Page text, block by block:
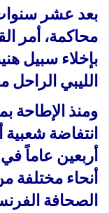
بعد عشر
محاكمة، أمر
بإخلاء سبيل
الليبي الراحل
انتفاضة شعبية
أربعين عاماً
أنحاء مختلفة
الصحافة